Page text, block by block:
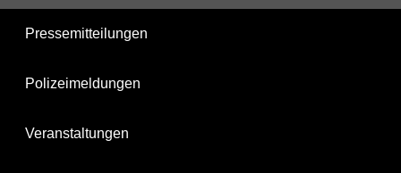
Pressemitteilungen
Polizeimeldungen
Veranstaltungen